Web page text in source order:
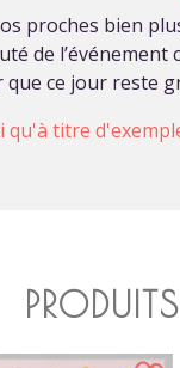
proches bien
de
ce jour reste
qu'à titre